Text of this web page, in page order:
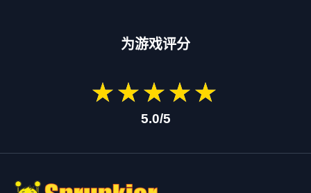
为游戏评分
★★★★★
★★★★★
5.0/5